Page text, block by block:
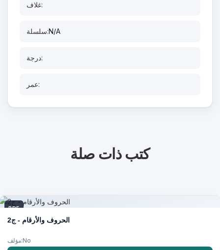
غلاف:
سلسلة:N/A
درجة:
عمر:
كتب ذات صلة
PDF
الحروف والأرقام - ج2
مؤلف:No